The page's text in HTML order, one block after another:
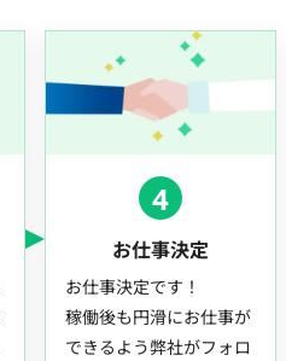
4
お仕事決定
お仕事決定です！
稼働後も円滑にお仕事が
できるよう弊社がフォロ